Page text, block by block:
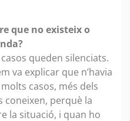
que no existeix o
queden silenciats.
va explicar que n’havia
casos, més dels
coneixen, perquè la
la situació, i quan ho